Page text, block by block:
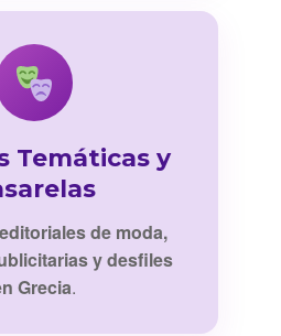
Temáticas y
editoriales de moda,
y desfiles
Grecia.